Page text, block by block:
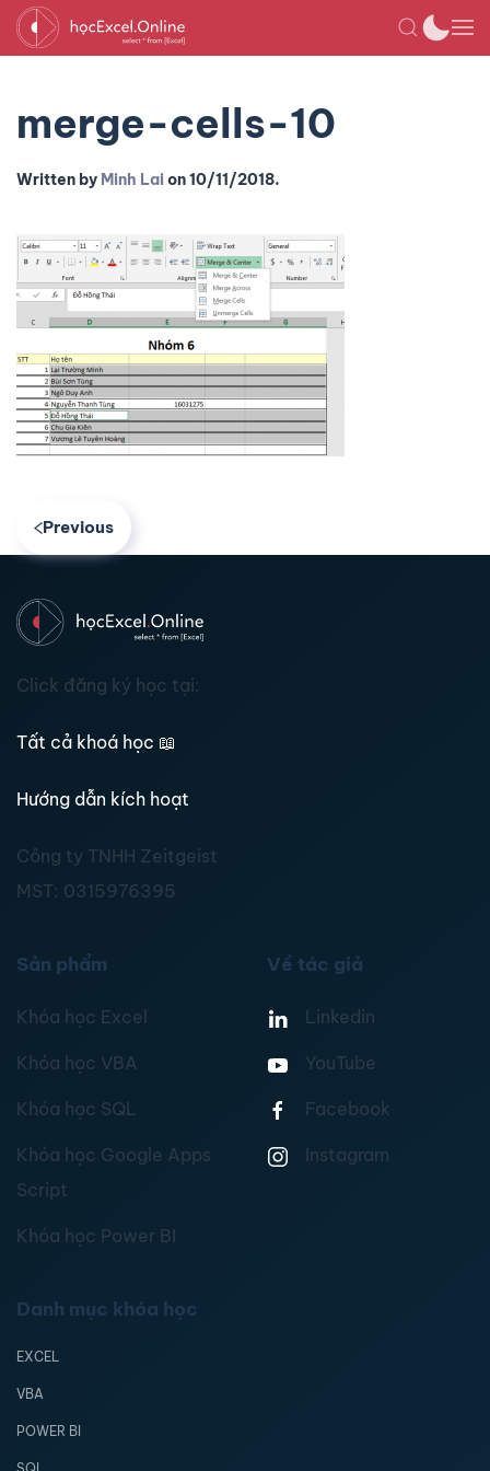
merge-cells-10
Written by Minh Laion10/11/2018.
Previous
Click đăng ký học tại:
Tất cả khoá học 📖
Hướng dẫn kích hoạt
Công ty TNHH Zeitgeist
MST: 0315976395
Sản phẩm
Khóa học Excel
Khóa học VBA
Khóa học SQL
Khóa học Google Apps
Script
Khóa học Power BI
Về tác giả
Linkedin
YouTube
Facebook
Instagram
Danh mục khóa học
EXCEL
VBA
POWER BI